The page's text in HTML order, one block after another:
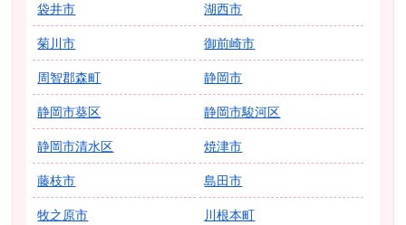
袋井市 湖西市
菊川市 御前崎市
周智郡森町 静岡市
静岡市葵区 静岡市駿河区
静岡市清水区 焼津市
藤枝市 島田市
牧之原市 川根本町